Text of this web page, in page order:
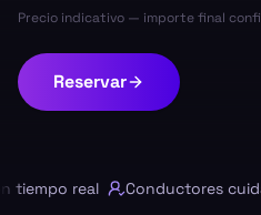
Precio indicativo — importe final
Reservar
real Conductores